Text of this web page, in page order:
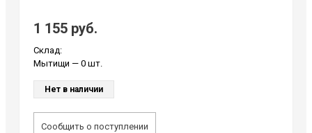
1 155 руб.
Склад:
Мытищи — 0 шт.
Нет в наличии
Сообщить о поступлении